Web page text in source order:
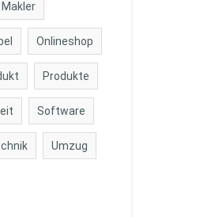
Makler
Onlineshop
Produkte
Software
Umzug